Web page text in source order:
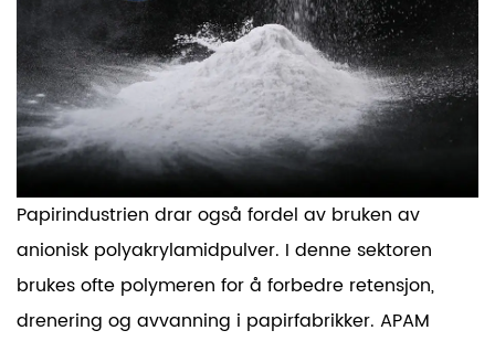
Papirindustrien drar også fordel av bruken av
anionisk polyakrylamidpulver. I denne sektoren
brukes ofte polymeren for å forbedre retensjon,
drenering og avvanning i papirfabrikker. APAM